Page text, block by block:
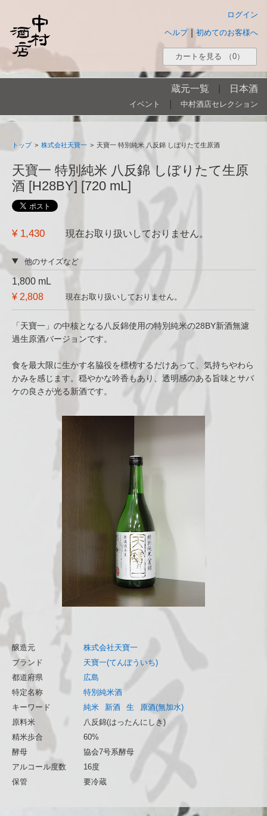
ログイン
初めてのお客様へ
ヘルプ
カートを見る （0）
蔵元一覧 日本酒
イベント 中村酒店セレクション
トップ > 株式会社天寶一 > 天寶一 特別純米 八反錦 しぼりたて生原酒
天寶一 特別純米 八反錦 しぼりたて生原
酒 [H28BY] [720 mL]
¥ 1,430 現在お取り扱いしておりません。
他のサイズなど
1,800 mL
¥ 2,808
現在お取り扱いしておりません。
「天寶一」の中核となる八反錦使用の特別純米の28BY新酒無濾
過生原酒バージョンです。
食を最大限に生かす名脇役を標榜するだけあって、気持ちやわら
かみを感じます。穏やかな吟香もあり、透明感のある旨味とサバ
ケの良さが光る新酒です。
醸造元
株式会社天寶一
ブランド
天寶一(てんぽういち)
都道府県
広島
特定名称
特別純米酒
キーワード
純米 新酒 生
原酒(無加水)
原料米
八反錦(はったんにしき)
精米歩合
60%
酵母
協会7号系酵母
アルコール度数
16度
保管
要冷蔵